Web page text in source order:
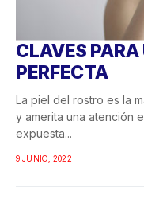
CLAVES
PERFECTA
La piel del rostro es la
y amerita una atención
expuesta...
9 JUNIO, 2022